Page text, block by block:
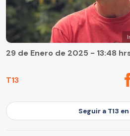
T13
29 de Enero de 2025 - 13:48
Seguir a T13 en